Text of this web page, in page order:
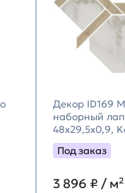
Декор ID169
наборный
48x29,5x0,9,
(Керама
Под заказ
3 896 ₽ / м²